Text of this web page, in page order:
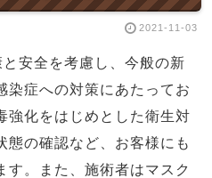
2021-11-03
安全を考慮し、今般の新
染症への対策にあたってお
強化をはじめとした衛生対
態の確認など、お客様にも
す。また、施術者はマスク